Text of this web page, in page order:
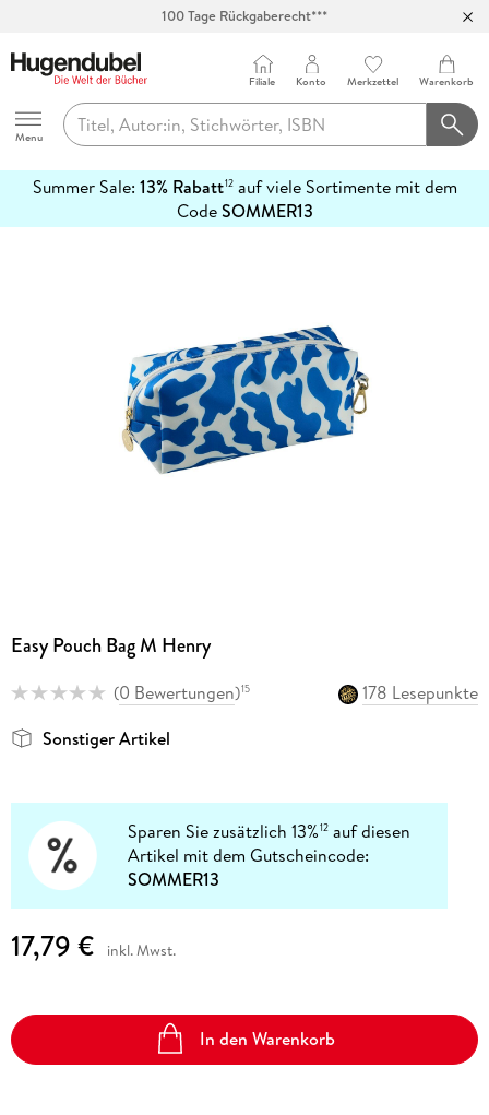
100 Tage Rückgaberecht***
Hugendubel
Menu
Filiale Konto Merkzettel Warenkorb
Summer Sale: 13% Rabatt12auf viele Sortimente mit dem
CodeSOMMER13
erfahren
Easy Pouch Bag M Henry
(0 Bewertungen)15
178 Lesepunkte
Sonstiger Artikel
Sparen Sie zusätzlich 13%12 auf diesen
Artikel mit dem Gutscheincode:
SOMMER13
17,79 € inkl. Mwst.
In den Warenkorb